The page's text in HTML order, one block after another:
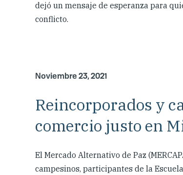
dejó un mensaje de esperanza para
conflicto.
Noviembre 23, 2021
Reincorporados y
comercio justo en
El Mercado Alternativo de Paz
campesinos, participantes de la